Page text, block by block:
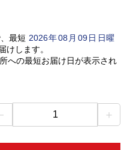
最短 2026年08 月 09日日曜
けします。
への最短お届け日が表示され
1 ＋